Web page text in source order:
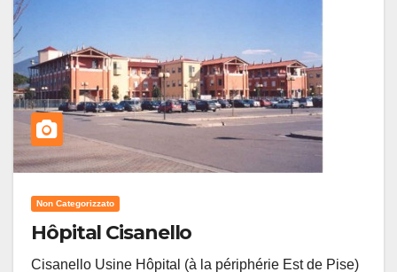
Non Categorizzato
Hôpital Cisanello
Cisanello Usine Hôpital (à la périphérie Est de Pise)